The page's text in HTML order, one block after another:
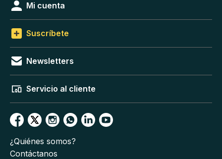
Mi cuenta
Suscríbete
Newsletters
Servicio al cliente
¿Quiénes somos?
Contáctanos